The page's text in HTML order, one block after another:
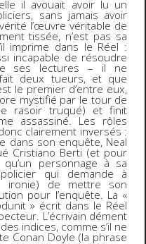
il avouait avoir lu un
sans jamais avoir
l’œuvre véritable de
tissée, n’est pas sa
imprime dans le Réel :
incapable de résoudre
ses lectures – il ne
deux tueurs, et que
le premier d’entre eux,
mystifié par le tour de
rasoir truqué) et finit
assassiné. Les rôles
clairement inversés :
dans son enquête, Neal
Cristiano Berti (et pour
personnage à sa
qui demande à
ironie) de mettre son
pour l’enquête. La «
» écrit dans le Réel
L’écrivain dément
indices, comme s’il ne
Conan Doyle (la phrase